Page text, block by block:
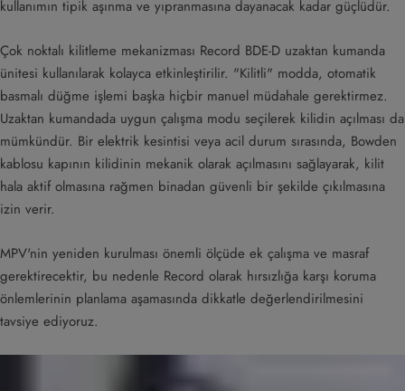
kullanımın tipik aşınma ve yıpranmasına dayanacak kadar güçlüdür.
Çok noktalı kilitleme mekanizması Record BDE-D uzaktan kumanda
ünitesi kullanılarak kolayca etkinleştirilir. "Kilitli" modda, otomatik
basmalı düğme işlemi başka hiçbir manuel müdahale gerektirmez.
Uzaktan kumandada uygun çalışma modu seçilerek kilidin açılması da
mümkündür. Bir elektrik kesintisi veya acil durum sırasında, Bowden
kablosu kapının kilidinin mekanik olarak açılmasını sağlayarak, kilit
hala aktif olmasına rağmen binadan güvenli bir şekilde çıkılmasına
izin verir.
MPV'nin yeniden kurulması önemli ölçüde ek çalışma ve masraf
gerektirecektir, bu nedenle Record olarak hırsızlığa karşı koruma
önlemlerinin planlama aşamasında dikkatle değerlendirilmesini
tavsiye ediyoruz.